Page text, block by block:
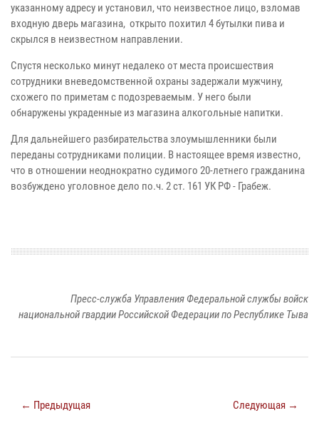
указанному адресу и установил, что неизвестное лицо, взломав
входную дверь магазина, открыто похитил 4 бутылки пива и
скрылся в неизвестном направлении.
Спустя несколько минут недалеко от места происшествия
сотрудники вневедомственной охраны задержали мужчину,
схожего по приметам с подозреваемым. У него были
обнаружены украденные из магазина алкогольные напитки.
Для дальнейшего разбирательства злоумышленники были
переданы сотрудниками полиции. В настоящее время известно,
что в отношении неоднократно судимого 20-летнего гражданина
возбуждено уголовное дело по.ч. 2 ст. 161 УК РФ - Грабеж.
Пресс-служба Управления Федеральной службы войск
национальной гвардии Российской Федерации по Республике Тыва
← Предыдущая Следующая →